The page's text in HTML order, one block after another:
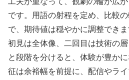
です。用語の射程を定め、比較
で、期待値は穏やかに調整できま
初見は全体像、二回目は技術の
と段階を分けると、体験が豊か
征は余裕幅を前提に、配信やラ